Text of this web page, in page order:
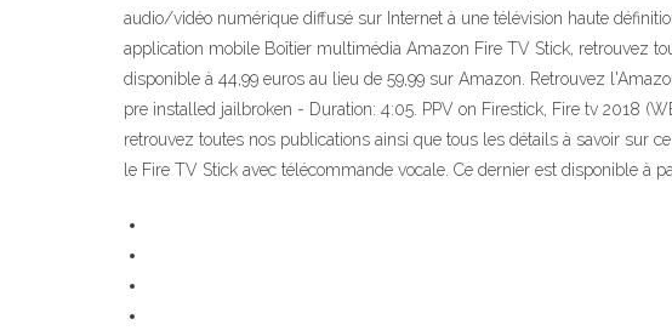
audio/vidéo numérique diffusé sur Internet à une télévision haute
application mobile Boîtier multimédia Amazon Fire TV Stick, retrouvez
disponible à 44,99 euros au lieu de 59,99 sur Amazon. Retrouvez
pre installed jailbroken - Duration: 4:05. PPV on Firestick, Fire tv 2018
retrouvez toutes nos publications ainsi que tous les détails à savoir sur
le Fire TV Stick avec télécommande vocale. Ce dernier est disponible à